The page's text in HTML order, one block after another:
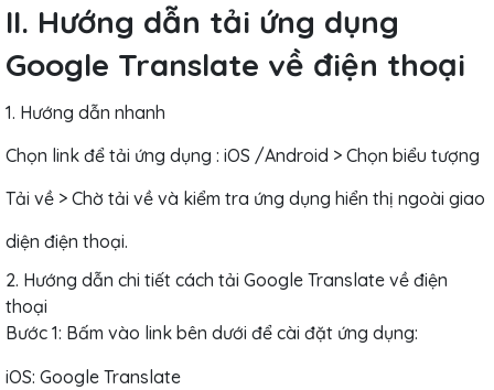
II. Hướng dẫn tải ứng dụng
Google Translate về điện thoại
1. Hướng dẫn nhanh
Chọn link để tải ứng dụng : iOS /Android > Chọn biểu tượng
Tải về > Chờ tải về và kiểm tra ứng dụng hiển thị ngoài giao
diện điện thoại.
2. Hướng dẫn chi tiết cách tải Google Translate về điện
thoại
Bước 1: Bấm vào link bên dưới để cài đặt ứng dụng:
iOS: Google Translate